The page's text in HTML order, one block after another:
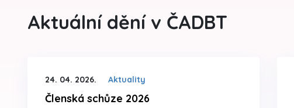
Aktuální dění v ČADBT
24. 04. 2026. Aktuality
Členská schůze 2026